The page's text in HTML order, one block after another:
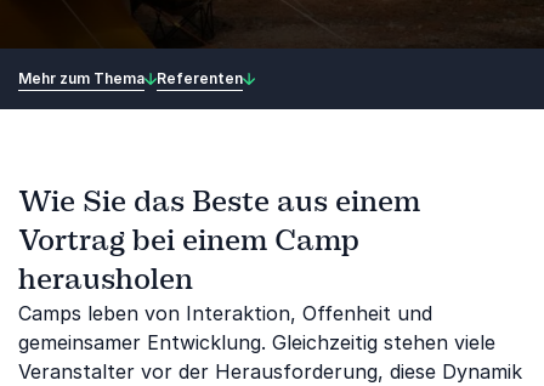
Mehr zum Thema Referenten
Wie Sie das Beste aus einem
Vortrag bei einem Camp
herausholen
Camps leben von Interaktion, Offenheit und
gemeinsamer Entwicklung. Gleichzeitig stehen viele
Veranstalter vor der Herausforderung, diese Dynamik